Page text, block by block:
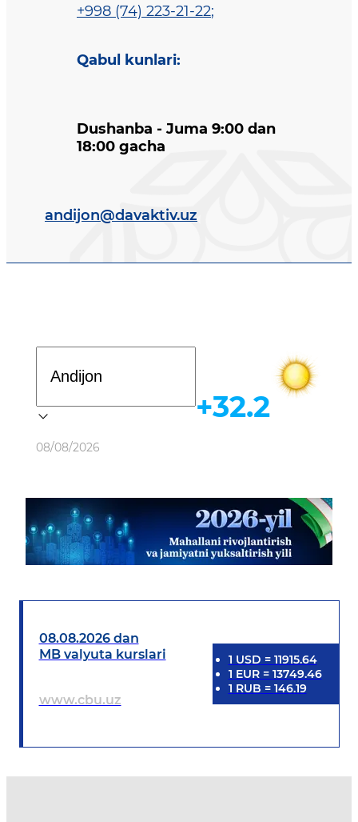
+998 (74) 223-21-22;
Qabul kunlari:
Dushanba - Juma 9:00 dan
18:00 gacha
andijon@davaktiv.uz
Ob-havo
08/08/2026
+32.2
08.08.2026 dan
MB valyuta kurslari
www.cbu.uz
1 USD = 11915.64
1 EUR= 13749.46
1 RUB = 146.19